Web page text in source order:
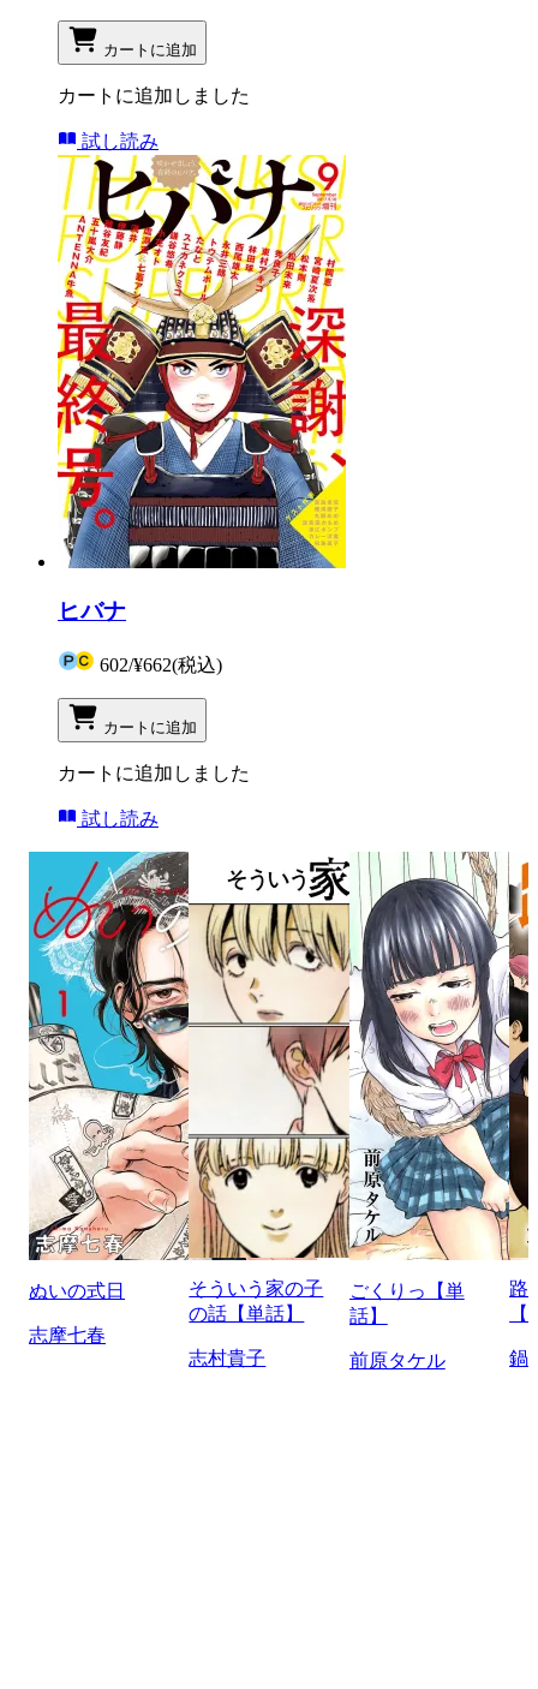
カートに追加
カートに追加しました
試し読み
ヒバナ
602/¥662(税込)
カートに追加
カートに追加しました
試し読み
ぬいの式日
志摩七春
そういう家の子
の話【単話】
志村貴子
ごくりっ【単
話】
前原タケル
路
鍋